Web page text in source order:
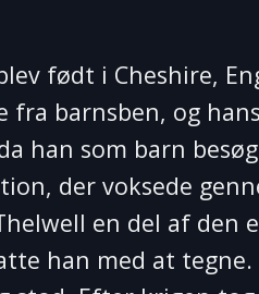
født i Cheshire,
fra barnsben, og
han som barn
der voksede
en del af den
han med at tegne.